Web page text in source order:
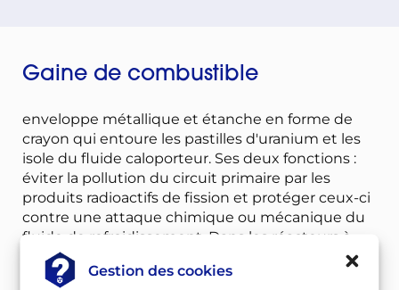
Gestion des cookies
Gaine de combustible
enveloppe métallique et étanche en forme de
crayon qui entoure les pastilles d'uranium et les
isole du fluide caloporteur. Ses deux fonctions :
éviter la pollution du circuit primaire par les
produits radioactifs de fission et protéger ceux-ci
contre une attaque chimique ou mécanique du
fluide de refroidissement. Dans les réacteurs à
eau pressurisée les gaines sont en zircaloy (alliage
de Zirconium).